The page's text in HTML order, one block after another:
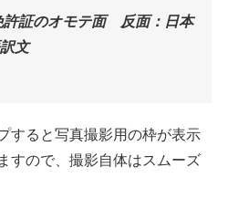
証のオモテ面 反面：日本
文
すると写真撮影用の枠が表示
すので、撮影自体はスムーズ